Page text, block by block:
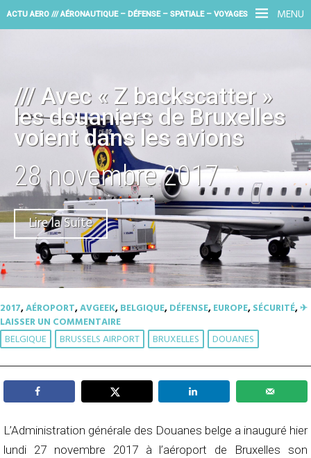
MENU
ACTU AERO /// AÉRONAUTIQUE – DÉFENSE – SPATIALE – VOYAGES
/// Avec « Z backscatter »
les douaniers de Bruxelles
voient dans les avions
28 novembre 2017
Lire la Suite
2017,AÉROPORT,AVGEEK,BELGIQUE,DÉFENSE,EUROPE,SÉCURITÉ,✈︎
LAISSER UN COMMENTAIRE
BELGIQUE BRUSSELS AIRPORT BRUXELLES DOUANES
L’Administration générale des Douanes belge a inauguré hier
lundi 27 novembre 2017 à l’aéroport de Bruxelles son